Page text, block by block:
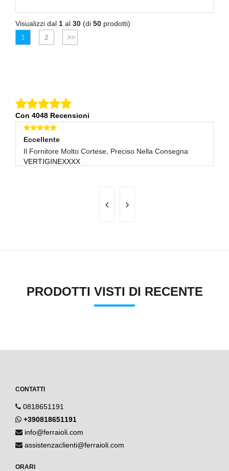
Visualizzi dal 1 al 30 (di 50 prodotti)
1
2 >>
Con 4048 Recensioni
Eccellente
Il Fornitore Molto Cortese, Preciso Nella Consegna
VERTIGINEXXXX
PRODOTTI VISTI DI RECENTE
CONTATTI
0818651191
+390818651191
info@ferraioli.com
assistenzaclienti@ferraioli.com
ORARI